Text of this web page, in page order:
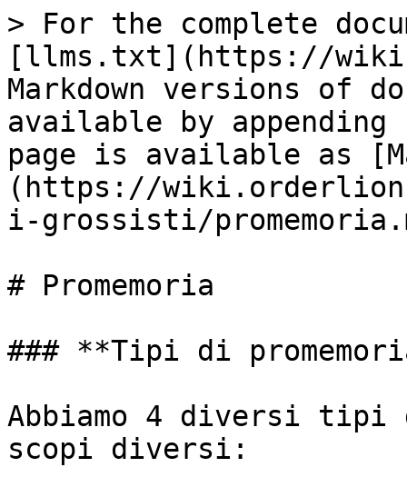
> For the complete
[llms.txt](https://
Markdown versions of
available by
page is available as
(https://
i-grossisti/
# Promemoria
### **Tipi di
Abbiamo 4 diversi tipi
scopi diversi: